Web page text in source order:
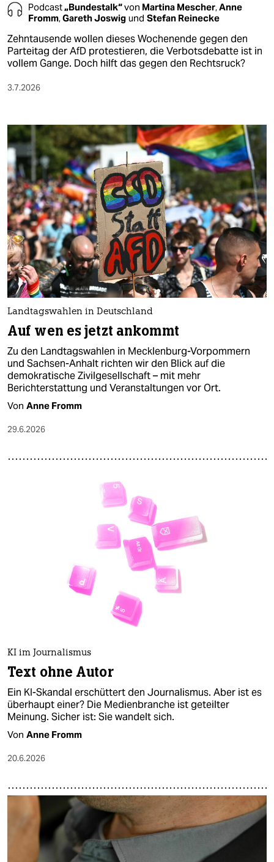
Podcast„Bundestalk“von Martina Mescher,Anne
Fromm,Gareth Joswig und Stefan Reinecke
Zehntausende wollen dieses Wochenende gegen den
Parteitag der AfD protestieren, die Verbotsdebatte ist in
vollem Gange. Doch hilft das gegen den Rechtsruck?
3.7.2026
Landtagswahlen in Deutschland
Auf wen es jetzt ankommt
Zu den Landtagswahlen in Mecklenburg-Vorpommern
und Sachsen-Anhalt richten wir den Blick auf die
demokratische Zivilgesellschaft – mit mehr
Berichterstattung und Veranstaltungen vor Ort.
Von Anne Fromm
29.6.2026
KI im Journalismus
Text ohne Autor
Ein KI-Skandal erschüttert den Journalismus. Aber ist es
überhaupt einer? Die Medienbranche ist geteilter
Meinung. Sicher ist: Sie wandelt sich.
Von Anne Fromm
20.6.2026